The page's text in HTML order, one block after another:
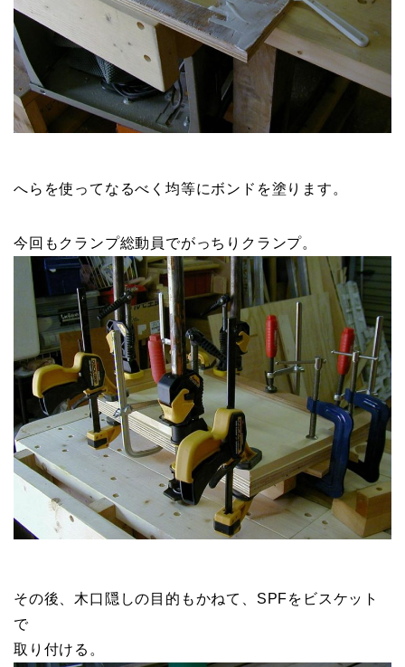
へらを使ってなるべく均等にボンドを塗ります。
今回もクランプ総動員でがっちりクランプ。
その後、木口隠しの目的もかねて、SPFをビスケット
で
取り付ける。